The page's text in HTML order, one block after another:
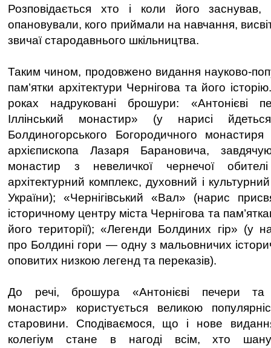
Розповідається хто і коли його
опановували, кого приймали на навчання,
звичаї стародавнього шкільництва.
Таким чином, продовжено видання науково-
пам’ятки архітектури Чернігова та його
роках надруковані брошури: «Антонієві
Іллінський монастир» (у нарисі
Болдиногорського Богородичного
архієпископа Лазаря Барановича,
монастир з невеличкої чернечої
архітектурний комплекс, духовний і
України); «Чернігівський «Вал» (нарис
історичному центру міста Чернігова та
його території); «Легенди Болдиних гір» (у
про Болдині гори — одну з мальовничих
оповитих низкою легенд та переказів).
До речі, брошура «Антонієві печери та
монастир» користується великою
старовини. Сподіваємося, що і нове
колегіум стане в нагоді всім, хто